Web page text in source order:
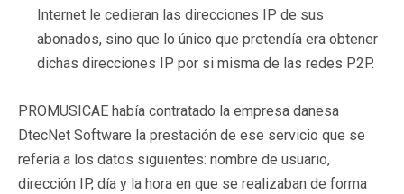
Internet le cedieran las direcciones IP de sus
abonados, sino que lo único que pretendía era obtener
dichas direcciones IP por si misma de las redes P2P.
PROMUSICAE había contratado la empresa danesa
DtecNet Software la prestación de ese servicio que se
refería a los datos siguientes: nombre de usuario,
dirección IP, día y la hora en que se realizaban de forma